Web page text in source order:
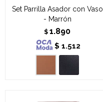
Set Parrilla Asador con Vaso
- Marrón
$ 1.890
$ 1.512